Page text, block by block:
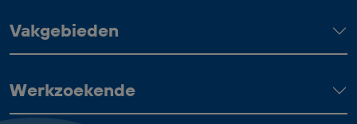
Vakgebieden
Werkzoekende